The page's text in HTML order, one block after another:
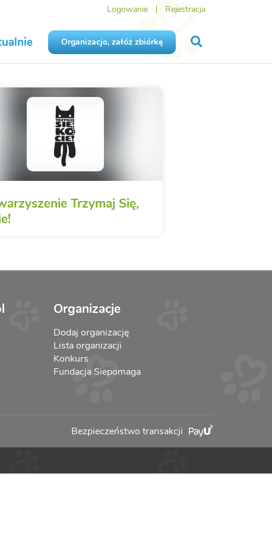
Logowanie Rejestracja
Organizacjo, załóż zbiórkę
Trzymaj Się,
Organizacje
Dodaj organizację
Lista organizacji
Konkurs
Fundacja Siepomaga
Bezpieczeństwo transakcji